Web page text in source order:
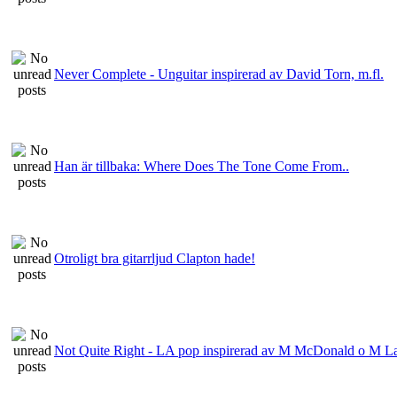
Never Complete - Unguitar inspirerad av David Torn, m.fl.
Han är tillbaka: Where Does The Tone Come From..
Otroligt bra gitarrljud Clapton hade!
Not Quite Right - LA pop inspirerad av M McDonald o M